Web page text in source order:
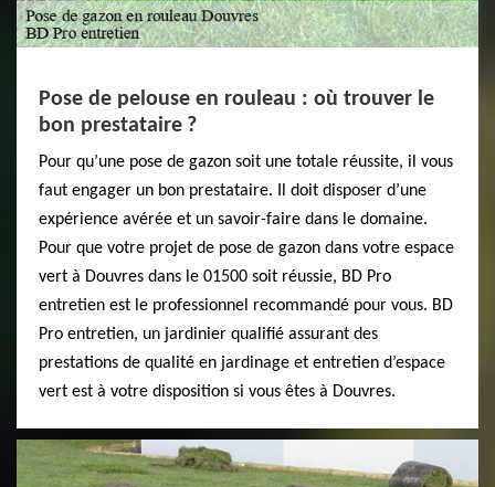
Pose de pelouse en rouleau : où trouver le
bon prestataire ?
Pour qu’une pose de gazon soit une totale réussite, il vous
faut engager un bon prestataire. Il doit disposer d’une
expérience avérée et un savoir-faire dans le domaine.
Pour que votre projet de pose de gazon dans votre espace
vert à Douvres dans le 01500 soit réussie, BD Pro
entretien est le professionnel recommandé pour vous. BD
Pro entretien, un jardinier qualifié assurant des
prestations de qualité en jardinage et entretien d’espace
vert est à votre disposition si vous êtes à Douvres.